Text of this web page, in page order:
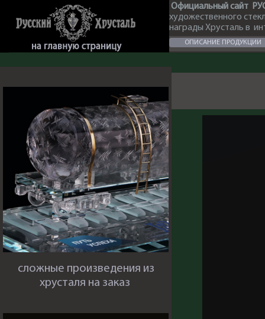
Официальный сайт
художественного
награды Хрусталь в
ОПИСАНИЕ ПРОДУКЦИИ
сложные произведения из
хрусталя на заказ